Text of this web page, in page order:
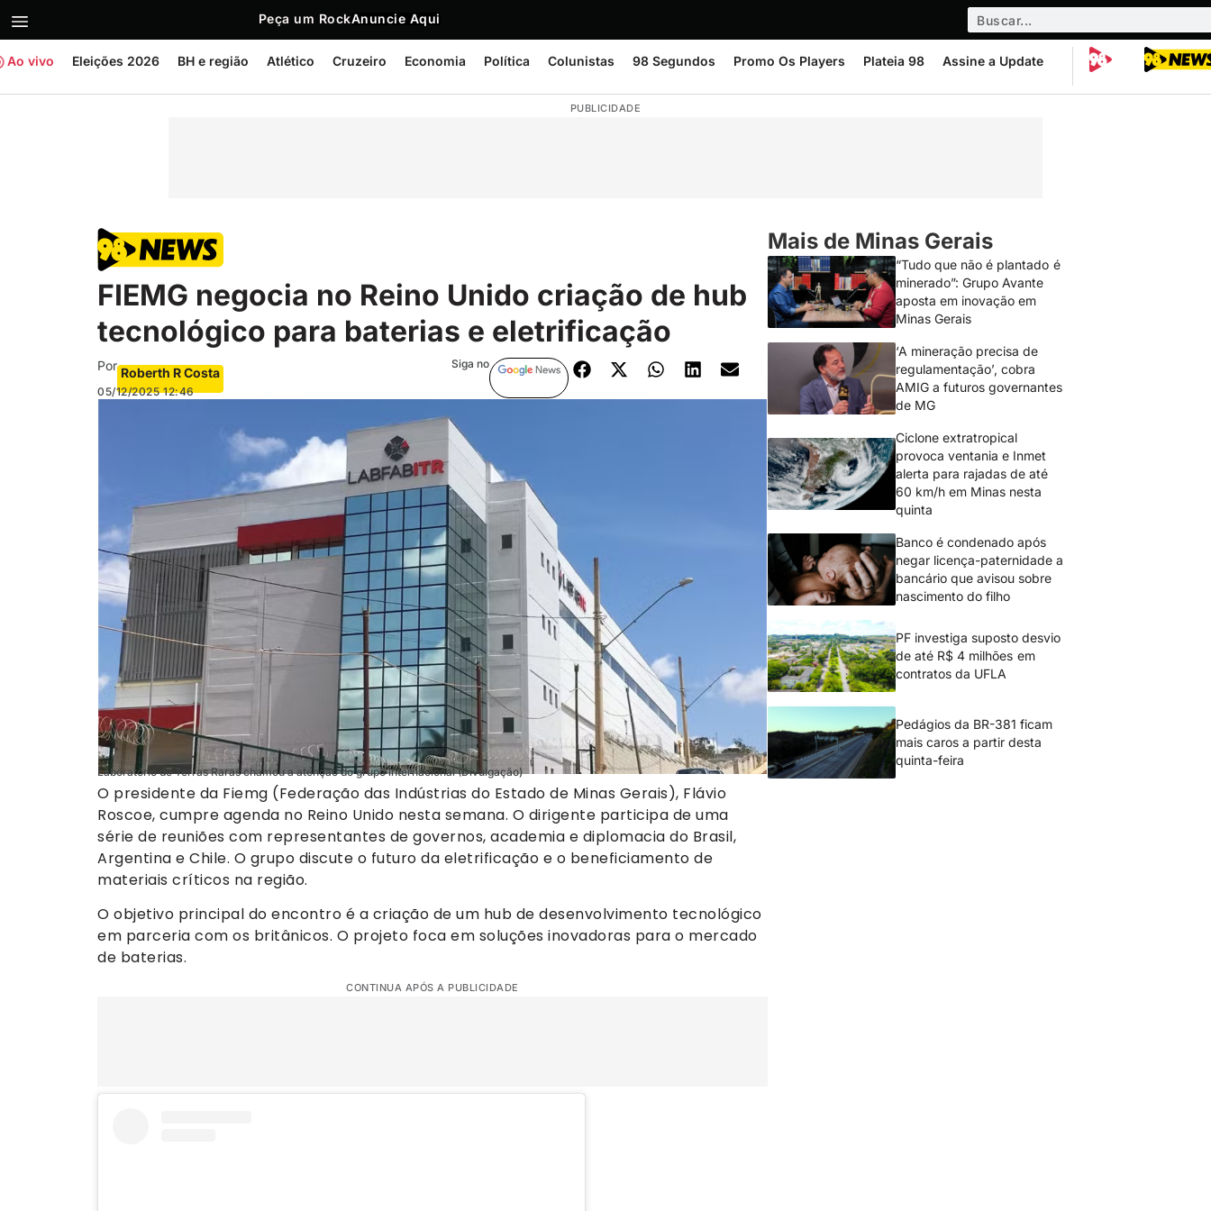
Peça um RockAnuncie Aqui
Ao vivo Eleições 2026 BH e região Atlético Cruzeiro Economia Política Colunistas 98 Segundos Promo Os Players Plateia 98 Assine a Update
PUBLICIDADE
FIEMG negocia no Reino Unido criação de hub
tecnológico para baterias e eletrificação
Por Roberth R Costa
05/12/2025 12:46
Siga no
Laboratório de Terras Raras chamou a atenção do grupo internacional (Divulgação)
O presidente da Fiemg (Federação das Indústrias do Estado de Minas Gerais), Flávio
Roscoe, cumpre agenda no Reino Unido nesta semana. O dirigente participa de uma
série de reuniões com representantes de governos, academia e diplomacia do Brasil,
Argentina e Chile. O grupo discute o futuro da eletrificação e o beneficiamento de
materiais críticos na região.
O objetivo principal do encontro é a criação de um hub de desenvolvimento tecnológico
em parceria com os britânicos. O projeto foca em soluções inovadoras para o mercado
de baterias.
CONTINUA APÓS A PUBLICIDADE
Mais de Minas Gerais
“Tudo que não é plantado é
minerado”: Grupo Avante
aposta em inovação em
Minas Gerais
‘A mineração precisa de
regulamentação’, cobra
AMIG a futuros governantes
de MG
Ciclone extratropical
provoca ventania e Inmet
alerta para rajadas de até
60 km/h em Minas nesta
quinta
Banco é condenado após
negar licença-paternidade a
bancário que avisou sobre
nascimento do filho
PF investiga suposto desvio
de até R$ 4 milhões em
contratos da UFLA
Pedágios da BR-381 ficam
mais caros a partir desta
quinta-feira